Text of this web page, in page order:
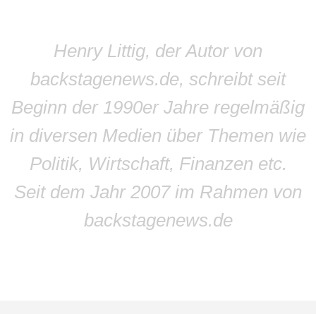
Henry Littig, der Autor von
backstagenews.de, schreibt seit
Beginn der 1990er Jahre regelmäßig
in diversen Medien über Themen wie
Politik, Wirtschaft, Finanzen etc.
Seit dem Jahr 2007 im Rahmen von
backstagenews.de